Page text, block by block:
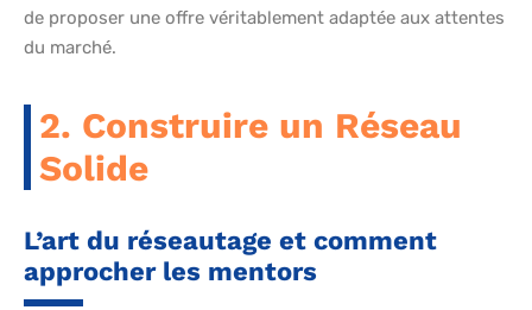
de proposer une offre véritablement adaptée aux attentes
du marché.
2. Construire un Réseau
Solide
L’art du réseautage et comment
approcher les mentors